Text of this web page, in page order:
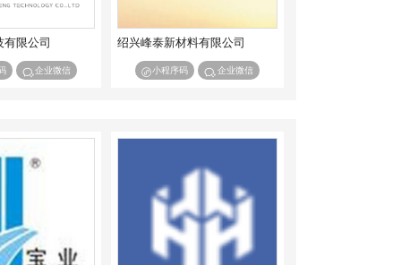
限公司
企业微信
绍兴峰泰新材料有限公司
小程序码 企业微信